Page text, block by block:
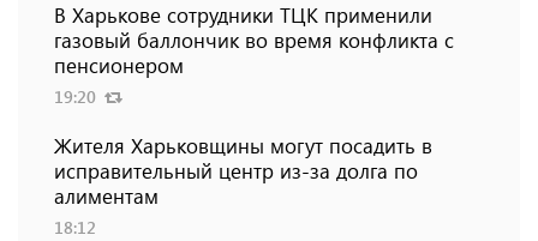
В Харькове сотрудники ТЦК применили
газовый баллончик во время конфликта с
пенсионером
19:20
Жителя Харьковщины могут посадить в
исправительный центр из-за долга по
алиментам
18:12